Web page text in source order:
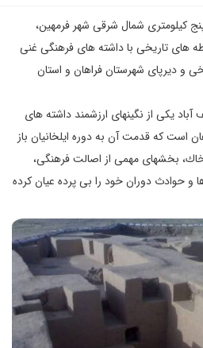
كيلومتری شمال شرقی شهر فرمهين،
های تاريخی با داشته های فرهنگی غنی
و ديرپای شهرستان فراهان و استان
يكی از نگينهای ارزشمند داشته های
است كه قدمت آن به دوره ايلخانيان باز
بخشهای مهمی از اصالت فرهنگی،
و حوادث دوران خود را بی پرده عيان كرده